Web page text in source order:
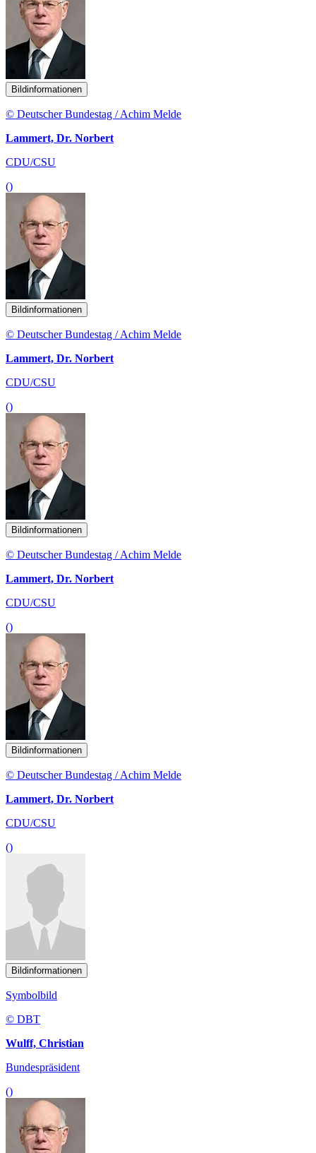
Bildinformationen
© Deutscher Bundestag / Achim Melde
Lammert, Dr. Norbert
CDU/CSU
()
Bildinformationen
© Deutscher Bundestag / Achim Melde
Lammert, Dr. Norbert
CDU/CSU
()
Bildinformationen
© Deutscher Bundestag / Achim Melde
Lammert, Dr. Norbert
CDU/CSU
()
Bildinformationen
© Deutscher Bundestag / Achim Melde
Lammert, Dr. Norbert
CDU/CSU
()
Bildinformationen
Symbolbild
© DBT
Wulff, Christian
Bundespräsident
()